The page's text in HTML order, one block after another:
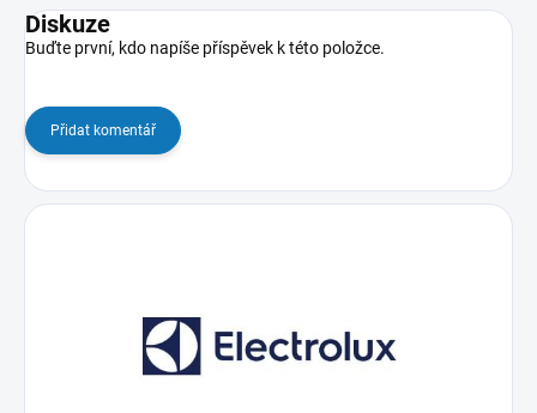
Diskuze
Buďte první, kdo napíše příspěvek k této položce.
Přidat komentář